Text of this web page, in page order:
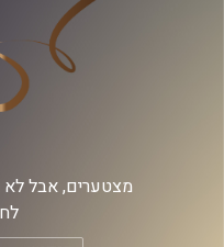
מצטערים, אבל לא